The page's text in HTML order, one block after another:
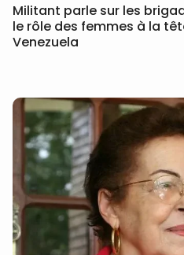
Militant parle sur les
le rôle des femmes à la
Venezuela